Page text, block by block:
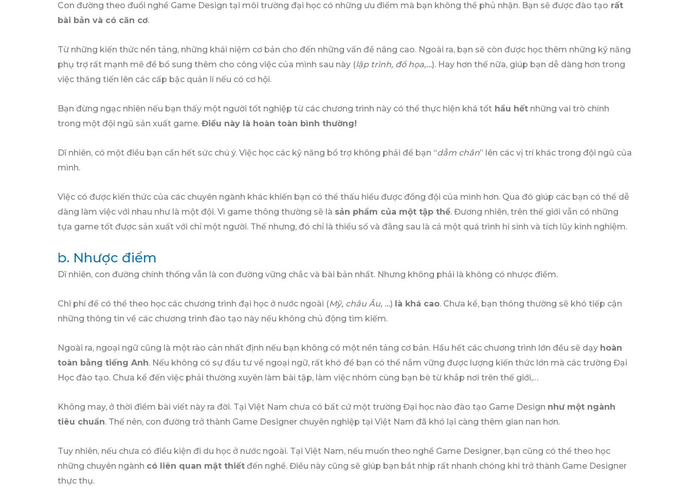
Con đường theo đuổi nghề Game Design tại môi trường đại học có những ưu điểm mà bạn không thể phủ nhận. Bạn sẽ được đào tạo rất
bài bản và có căn cơ.
Từ những kiến thức nền tảng, những khái niệm cơ bản cho đến những vấn đề nâng cao. Ngoài ra, bạn sẽ còn được học thêm những kỹ năng
phụ trợ rất mạnh mẽ để bổ sung thêm cho công việc của mình sau này (lập trình, đồ họa,…). Hay hơn thế nữa, giúp bạn dễ dàng hơn trong
việc thăng tiến lên các cấp bậc quản lí nếu có cơ hội.
Bạn đừng ngạc nhiên nếu bạn thấy một người tốt nghiệp từ các chương trình này có thể thực hiện khá tốt hầu hết những vai trò chính
trong một đội ngũ sản xuất game. Điều này là hoàn toàn bình thường!
Dĩ nhiên, có một điều bạn cần hết sức chú ý. Việc học các kỹ năng bổ trợ không phải để bạn “dẫm chân” lên các vị trí khác trong đội ngũ của
mình.
Việc có được kiến thức của các chuyên ngành khác khiến bạn có thể thấu hiểu được đồng đội của mình hơn. Qua đó giúp các bạn có thể dễ
dàng làm việc với nhau như là một đội. Vì game thông thường sẽ là sản phẩm của một tập thể. Đương nhiên, trên thế giới vẫn có những
tựa game tốt được sản xuất với chỉ một người. Thế nhưng, đó chỉ là thiểu số và đằng sau là cả một quá trình hi sinh và tích lũy kinh nghiệm.
b. Nhược điểm
Dĩ nhiên, con đường chính thống vẫn là con đường vững chắc và bài bản nhất. Nhưng không phải là không có nhược điểm.
Chi phí để có thể theo học các chương trình đại học ở nước ngoài (Mỹ, châu Âu, …) là khá cao. Chưa kể, bạn thông thường sẽ khó tiếp cận
những thông tin về các chương trình đào tạo này nếu không chủ động tìm kiếm.
Ngoài ra, ngoại ngữ cũng là một rào cản nhất định nếu bạn không có một nền tảng cơ bản. Hầu hết các chương trình lớn đều sẽ dạy hoàn
toàn bằng tiếng Anh. Nếu không có sự đầu tư về ngoại ngữ, rất khó để bạn có thể nắm vững được lượng kiến thức lớn mà các trường Đại
Học đào tạo. Chưa kể đến việc phải thường xuyên làm bài tập, làm việc nhóm cùng bạn bè từ khắp nơi trên thế giới,…
Không may, ở thời điểm bài viết này ra đời. Tại Việt Nam chưa có bất cứ một trường Đại học nào đào tạo Game Design như một ngành
tiêu chuẩn. Thế nên, con đường trở thành Game Designer chuyên nghiệp tại Việt Nam đã khó lại càng thêm gian nan hơn.
Tuy nhiên, nếu chưa có điều kiện đi du học ở nước ngoài. Tại Việt Nam, nếu muốn theo nghề Game Designer, bạn cũng có thể theo học
những chuyên ngành có liên quan mật thiết đến nghề. Điều này cũng sẽ giúp bạn bắt nhịp rất nhanh chóng khi trở thành Game Designer
thực thụ.